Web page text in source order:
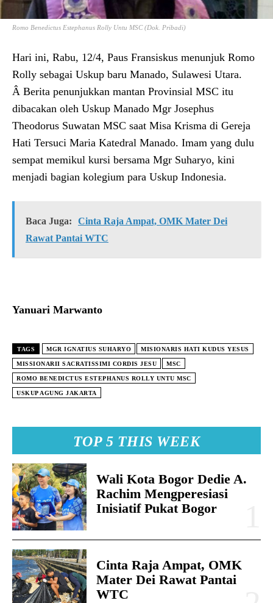
TOP 5 THIS WEEK
Wali Kota Bogor Dedie A.
Rachim Mengperesiasi
Inisiatif Pukat Bogor
Cinta Raja Ampat, OMK
Mater Dei Rawat Pantai
WTC
Romo Benedictus Estephanus Rolly Untu MSC (Dok. Pribadi)
Hari ini, Rabu, 12/4, Paus Fransiskus menunjuk Romo
Rolly sebagai Uskup baru Manado, Sulawesi Utara.
Â Berita penunjukkan mantan Provinsial MSC itu
dibacakan oleh Uskup Manado Mgr Josephus
Theodorus Suwatan MSC saat Misa Krisma di Gereja
Hati Tersuci Maria Katedral Manado. Imam yang dulu
sempat memikul kursi bersama Mgr Suharyo, kini
menjadi bagian kolegium para Uskup Indonesia.
Baca Juga:
Cinta Raja Ampat, OMK Mater Dei
Rawat Pantai WTC
Yanuari Marwanto
TAGS MGR IGNATIUS SUHARYO MISIONARIS HATI KUDUS YESUS
MISSIONARII SACRATISSIMI CORDIS JESU MSC
ROMO BENEDICTUS ESTEPHANUS ROLLY UNTU MSC
USKUP AGUNG JAKARTA